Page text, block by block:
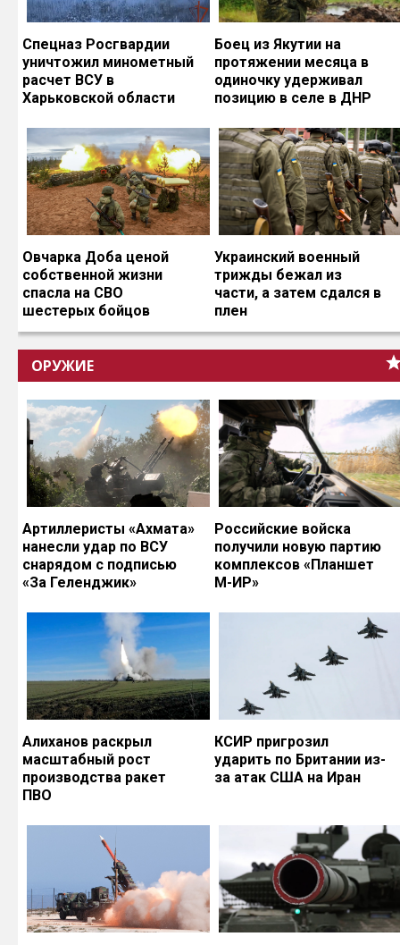
Спецназ Росгвардии
уничтожил минометный
расчет ВСУ в
Харьковской области
Боец из Якутии на
протяжении месяца в
одиночку удерживал
позицию в селе в ДНР
Овчарка Доба ценой
собственной жизни
спасла на СВО
шестерых бойцов
Украинский военный
трижды бежал из
части, а затем сдался в
плен
ОРУЖИЕ
Артиллеристы «Ахмата»
нанесли удар по ВСУ
снарядом с подписью
«За Геленджик»
Российские войска
получили новую партию
комплексов «Планшет
М-ИР»
Алиханов раскрыл
масштабный рост
производства ракет
ПВО
КСИР пригрозил
ударить по Британии из-
за атак США на Иран